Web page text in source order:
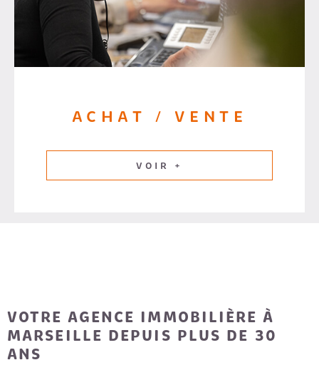
ACHAT / VENTE
VOIR +
VOTRE AGENCE IMMOBILIÈRE À
MARSEILLE DEPUIS PLUS DE 30
ANS